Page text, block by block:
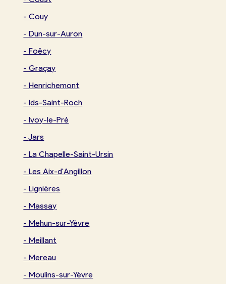
-Couy
-Dun-sur-Auron
-Foëcy
-Graçay
-Henrichemont
-Ids-Saint-Roch
-Ivoy-le-Pré
-Jars
-La Chapelle-Saint-Ursin
-Les Aix-d'Angillon
-Lignières
-Massay
-Mehun-sur-Yèvre
-Meillant
-Mereau
-Moulins-sur-Yèvre